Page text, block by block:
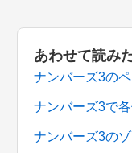
あわせて読み
ナンバーズ3の
ナンバーズ3で
ナンバーズ3の